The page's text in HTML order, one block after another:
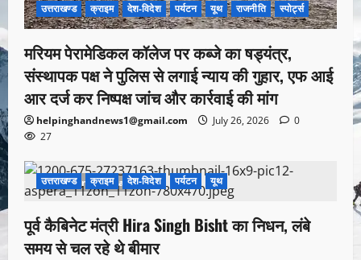
उत्तराखण्ड क्राइम देश-विदेश पर्यटन यूथ राजनीति स्पोर्ट्स
मरियम पेरामेडिकल कॉलेज पर कब्जे का षड्यंत्र,
संस्थापक पक्ष ने पुलिस से लगाई न्याय की गुहार, एफ आई
आर दर्ज कर निष्पक्ष जांच और कार्रवाई की मांग
helpinghandnews1@gmail.com July 26, 2026
0
27
1 minute read
उत्तराखण्ड क्राइम देश-विदेश पर्यटन यूथ
पूर्व कैबिनेट मंत्री Hira Singh Bisht का निधन, लंबे
समय से चल रहे थे बीमार